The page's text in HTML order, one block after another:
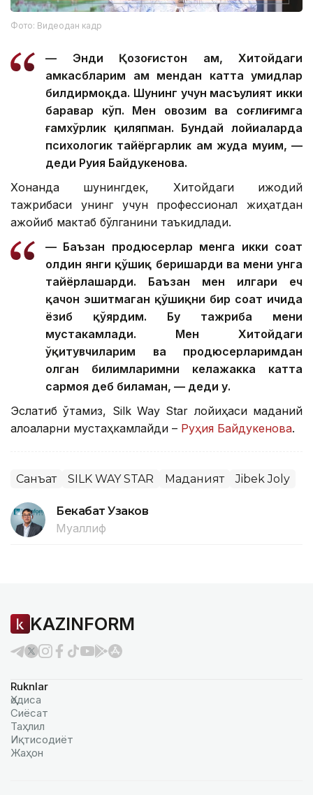
Фото: Видеодан кадр
— Энди Қозоғистон ҳам, Хитойдаги
ҳамкасбларим ҳам мендан катта умидлар
билдирмоқда. Шунинг учун масъулият икки
баравар кўп. Мен овозим ва соғлиғимга
ғамхўрлик қиляпман. Бундай лойиҳаларда
психологик тайёргарлик ҳам жуда муҳим, —
деди Руҳия Байдукенова.
Хонанда шунингдек, Хитойдаги ижодий
тажрибаси унинг учун профессионал жиҳатдан
ажойиб мактаб бўлганини таъкидлади.
— Баъзан продюсерлар менга икки соат
олдин янги қўшиқ беришарди ва мени унга
тайёрлашарди. Баъзан мен илгари ҳеч
қачон эшитмаган қўшиқни бир соат ичида
ёзиб қўярдим. Бу тажриба мени
мустаҳкамлади. Мен Хитойдаги
ўқитувчиларим ва продюсерларимдан
олган билимларимни келажакка катта
сармоя деб биламан, — деди у.
Эслатиб ўтамиз, Silk Way Star лойиҳаси маданий
алоқаларни мустаҳкамлайди – Руҳия Байдукенова.
Санъат SILK WAY STAR Маданият Jibek Joly
Бекабат Узаков
Муаллиф
KAZINFORM
Ruknlar
Ҳодиса
Сиёсат
Таҳлил
Иқтисодиёт
Жаҳон